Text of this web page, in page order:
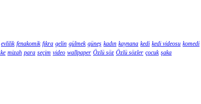
evlilik fenakomik fıkra gelin gülmek güneş kadın kaynana kedi kedi videosu komedi
mizah para seçim video wallpaper Özlü söz Özlü sözler çocuk şaka